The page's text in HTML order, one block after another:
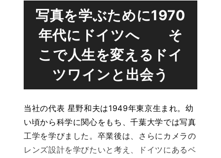
写真を学ぶために1970
年代にドイツへ そ
こで人生を変えるドイ
ツワインと出会う
当社の代表 星野和夫は1949年東京生まれ。幼
い頃から科学に関心をもち、千葉大学では写真
工学を学びました。卒業後は、さらにカメラの
レンズ設計を学びたいと考え、ドイツにあるベ